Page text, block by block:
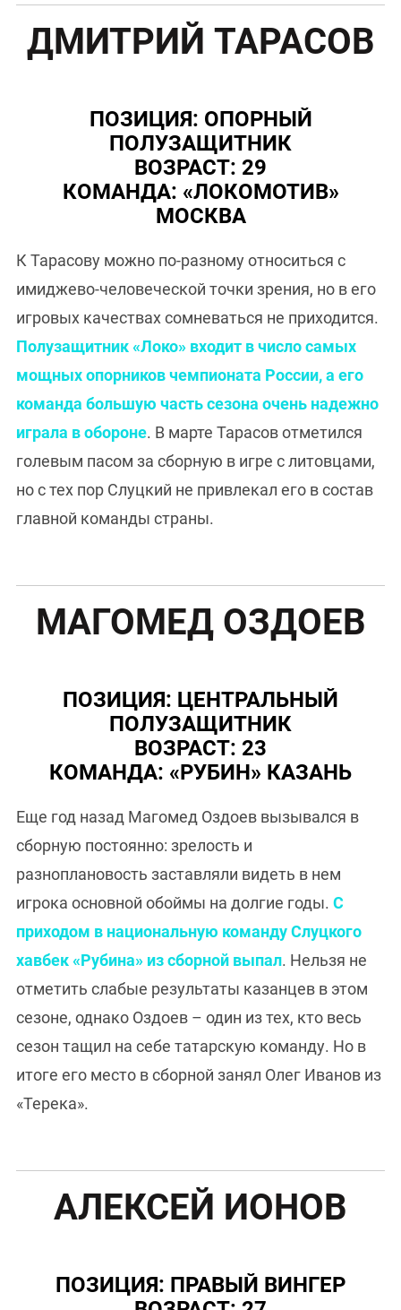
ДМИТРИЙ ТАРАСОВ
ПОЗИЦИЯ: ОПОРНЫЙ
ПОЛУЗАЩИТНИК
ВОЗРАСТ: 29
КОМАНДА: «ЛОКОМОТИВ»
МОСКВА
К Тарасову можно по-разному относиться с
имиджево-человеческой точки зрения, но в его
игровых качествах сомневаться не приходится.
Полузащитник «Локо» входит в число самых
мощных опорников чемпионата России, а его
команда большую часть сезона очень надежно
играла в обороне. В марте Тарасов отметился
голевым пасом за сборную в игре с литовцами,
но с тех пор Слуцкий не привлекал его в состав
главной команды страны.
МАГОМЕД ОЗДОЕВ
ПОЗИЦИЯ: ЦЕНТРАЛЬНЫЙ
ПОЛУЗАЩИТНИК
ВОЗРАСТ: 23
КОМАНДА: «РУБИН» КАЗАНЬ
Еще год назад Магомед Оздоев вызывался в
сборную постоянно: зрелость и
разноплановость заставляли видеть в нем
игрока основной обоймы на долгие годы. С
приходом в национальную команду Слуцкого
хавбек «Рубина» из сборной выпал. Нельзя не
отметить слабые результаты казанцев в этом
сезоне, однако Оздоев – один из тех, кто весь
сезон тащил на себе татарскую команду. Но в
итоге его место в сборной занял Олег Иванов из
«Терека».
АЛЕКСЕЙ ИОНОВ
ПОЗИЦИЯ: ПРАВЫЙ ВИНГЕР